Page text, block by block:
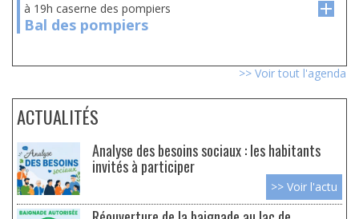
à 19h caserne des pompiers
Bal des pompiers
>> Voir tout l'agenda
ACTUALITÉS
Analyse des besoins sociaux : les habitants
invités à participer
>> Voir l'actu